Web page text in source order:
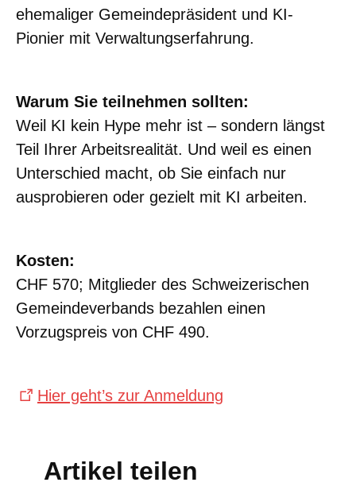
ehemaliger Gemeindepräsident und KI-
Pionier mit Verwaltungserfahrung.
Warum Sie teilnehmen sollten:
Weil KI kein Hype mehr ist – sondern längst
Teil Ihrer Arbeitsrealität. Und weil es einen
Unterschied macht, ob Sie einfach nur
ausprobieren oder gezielt mit KI arbeiten.
Kosten:
CHF 570; Mitglieder des Schweizerischen
Gemeindeverbands bezahlen einen
Vorzugspreis von CHF 490.
Hier geht’s zur Anmeldung
Artikel teilen